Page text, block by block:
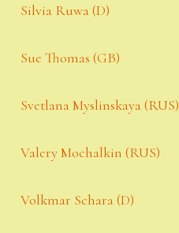
Silvia Ruwa (D)
Sue Thomas (GB)
Svetlana Myslinskaya (RUS)
Valery Mochalkin (RUS)
Volkmar Schara (D)